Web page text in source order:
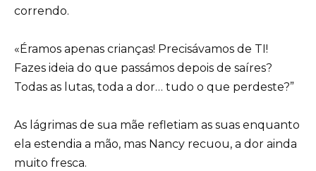
correndo.
«Éramos apenas crianças! Precisávamos de TI!
Fazes ideia do que passámos depois de saíres?
Todas as lutas, toda a dor… tudo o que perdeste?”
As lágrimas de sua mãe refletiam as suas enquanto
ela estendia a mão, mas Nancy recuou, a dor ainda
muito fresca.